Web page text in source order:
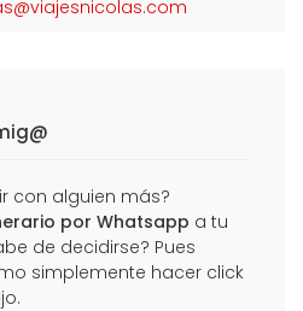
con alguien más?
por Whatsapp a tu
de decidirse? Pues
simplemente hacer click